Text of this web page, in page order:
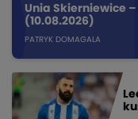
Unia Skierniewice
(10.08.2026)
PATRYK DOMAGALA